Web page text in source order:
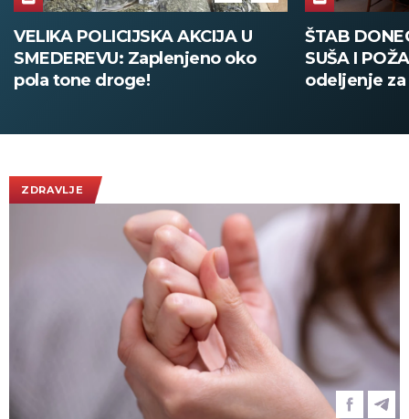
VELIKA POLICIJSKA AKCIJA U
SMEDEREVU: Zaplenjeno oko
pola tone droge!
ŠTAB
SUŠA I
odeljenje
ZDRAVLJE